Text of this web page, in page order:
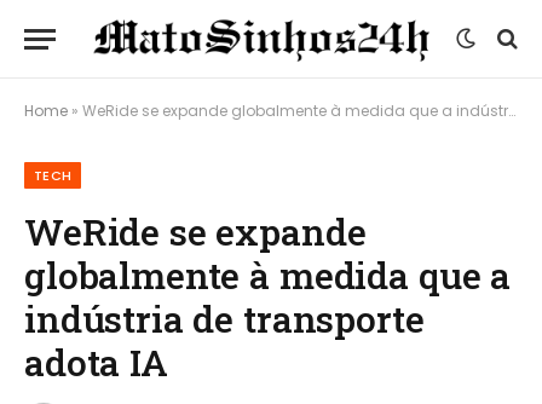
Home » WeRide se expande globalmente à medida que a indústria de transporte adota IA
TECH
WeRide se expande
globalmente à medida que a
indústria de transporte
adota IA